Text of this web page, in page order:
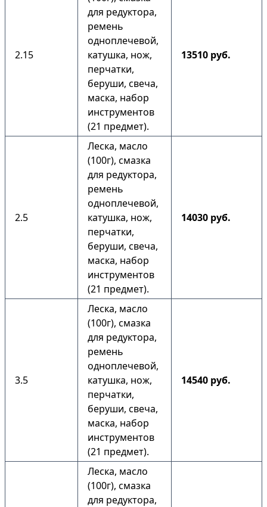
2.15
для редуктора,
ремень
одноплечевой,
катушка, нож,
перчатки,
беруши, свеча,
маска, набор
инструментов
(21 предмет).
13510 руб.
2.5
Леска, масло
(100г), смазка
для редуктора,
ремень
одноплечевой,
катушка, нож,
перчатки,
беруши, свеча,
маска, набор
инструментов
(21 предмет).
14030 руб.
3.5
Леска, масло
(100г), смазка
для редуктора,
ремень
одноплечевой,
катушка, нож,
перчатки,
беруши, свеча,
маска, набор
инструментов
(21 предмет).
14540 руб.
Леска, масло
(100г), смазка
для редуктора,